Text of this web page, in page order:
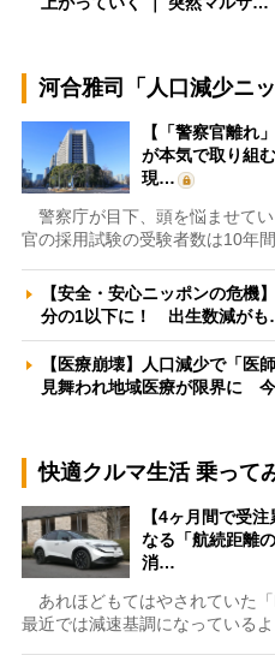
河合雅司「人口減少ニ
【「警察官離れ
が本気で取り組
現…
警察庁が目下、頭を悩ませて
官の採用試験の受験者数は10年
【安全・安心ニッポンの危機
分の1以下に！ 出生数減が
【医療崩壊】人口減少で「医
見舞われ地域医療が限界に
快適クルマ生活 乗って
【4ヶ月間で受
なる「航続距離
消…
あれほどもてはやされていた「
最近では減速基調になっている